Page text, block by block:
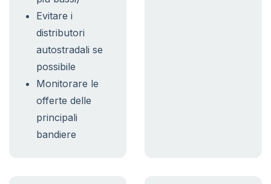
Evitare i
distributori
autostradali se
possibile
Monitorare le
offerte delle
principali
bandiere